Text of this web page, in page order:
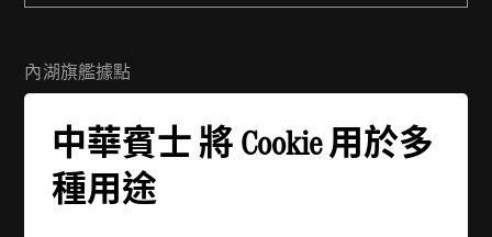
中華賓士 將 Cookie 用於多
種用途
內湖旗艦據點
電話：(02) 2799-6988
週一 - 週五：08:30 - 21:00
週六 - 週日：09:00 - 21:00